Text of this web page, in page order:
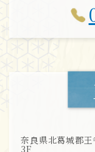
奈良県北葛城郡
3F